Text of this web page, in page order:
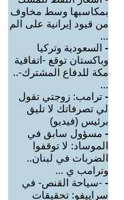
بمكاسبها وسط مخاوف
من قيود إيرانية على الم
...
- السعودية وتركيا
وباكستان توقع -اتفاقية
مكة للدفاع المشترك-..
...
- ترامب: زوجتي تقول
لي تصرفاتك لا تليق
برئيس (فيديو)
- مسؤول سابق في
الموساد: لا توقفوا
الضربات في لبنان..
وترامب ي ...
- -سياحة القنص- في
سراييفو: تحقيقات